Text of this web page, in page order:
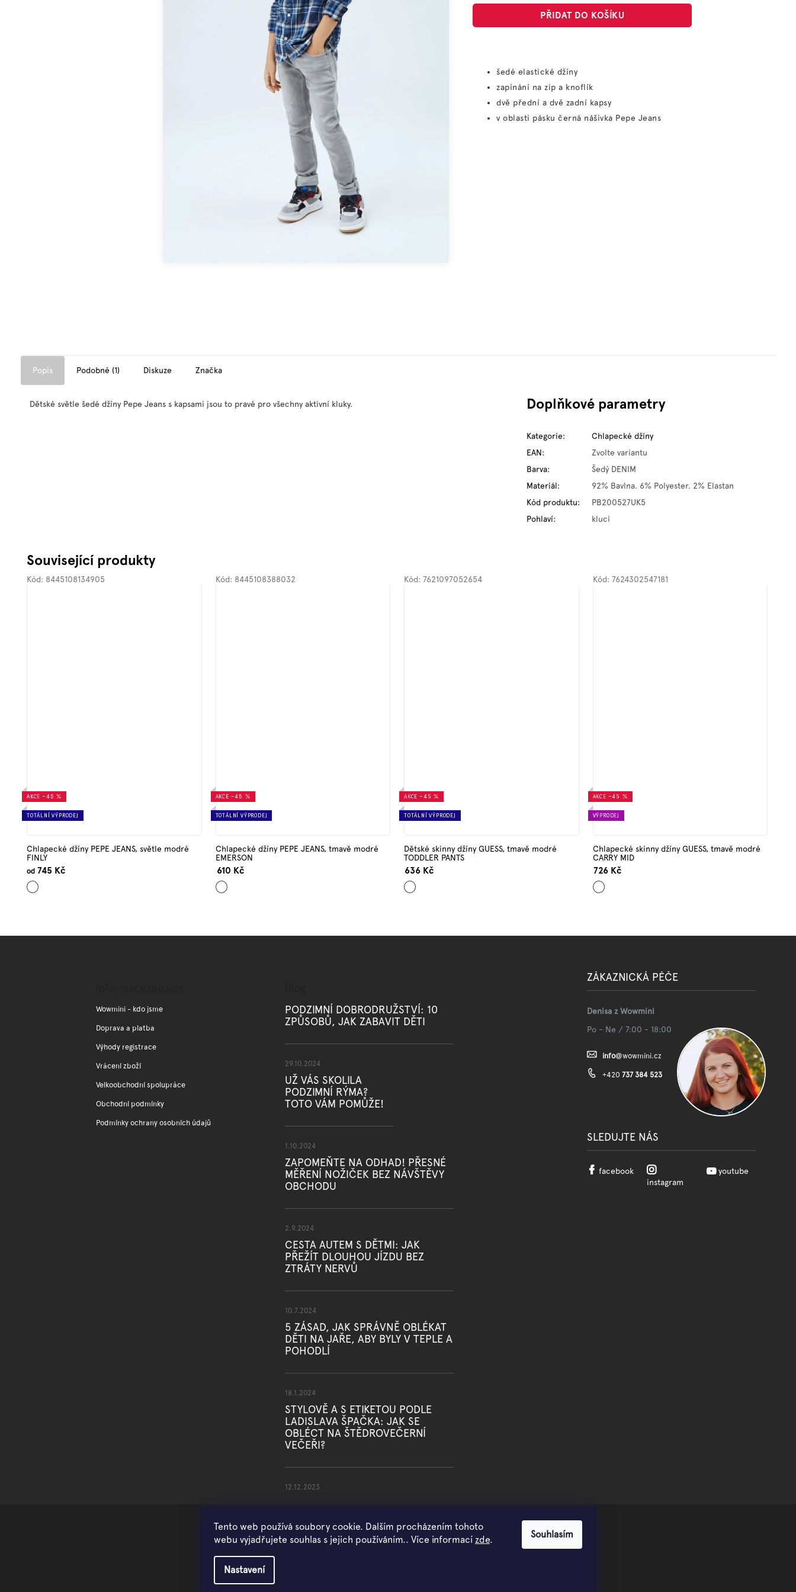
Tento web používá soubory cookie. Dalším procházením tohoto
webu vyjadřujete souhlas s jejich používáním.. Více informací zde.
Nastavení
Souhlasím
PŘIDAT DO KOŠÍKU
šedé elastické džíny
zapínání na zip a knoflík
dvě přední a dvě zadní kapsy
v oblasti pásku černá nášivka Pepe Jeans
Popis Podobné (1) Diskuze Značka
Dětské světle šedé džíny Pepe Jeans s kapsami jsou to pravé pro všechny aktivní kluky. Doplňkové parametry
Kategorie:
Chlapecké džíny
EAN:
Zvolte variantu
Barva:
Šedý DENIM
Materiál:
92% Bavlna. 6% Polyester. 2% Elastan
Kód produktu:
PB200527UK5
Pohlaví: kluci
Související produkty
AKCE –45 %
TOTÁLNÍ VÝPRODEJ
Chlapecké džíny PEPE JEANS, světle modré
FINLY
od 745 Kč
Světle
modrá
Kód: 8445108134905
AKCE –45 %
TOTÁLNÍ VÝPRODEJ
Chlapecké džíny PEPE JEANS, tmavě modré
EMERSON
610 Kč
Tmavě
modrá
Kód: 8445108388032
AKCE –45 %
TOTÁLNÍ VÝPRODEJ
Dětské skinny džíny GUESS, tmavě modré
TODDLER PANTS
636 Kč
Tmavě
modrá
Kód: 7621097052654
AKCE –45 %
VÝPRODEJ
Chlapecké skinny džíny GUESS, tmavě modré
CARRY MID
726 Kč
Tmavě
modrá
Kód: 7624302547181
Wowmini - kdo jsme
Doprava a platba
Výhody registrace
Vrácení zboží
Velkoobchodní spolupráce
Obchodní podmínky
Podmínky ochrany osobních údajů
PODZIMNÍ DOBRODRUŽSTVÍ: 10
ZPŮSOBŮ, JAK ZABAVIT DĚTI
29.10.2024
UŽ VÁS SKOLILA
PODZIMNÍ RÝMA?
TOTO VÁM POMŮŽE!
1.10.2024
ZAPOMEŇTE NA ODHAD! PŘESNÉ
MĚŘENÍ NOŽIČEK BEZ NÁVŠTĚVY
OBCHODU
2.9.2024
CESTA AUTEM S DĚTMI: JAK
PŘEŽÍT DLOUHOU JÍZDU BEZ
ZTRÁTY NERVŮ
10.7.2024
5 ZÁSAD, JAK SPRÁVNĚ OBLÉKAT
DĚTI NA JAŘE, ABY BYLY V TEPLE A
POHODLÍ
18.1.2024
STYLOVĚ A S ETIKETOU PODLE
LADISLAVA ŠPAČKA: JAK SE
OBLÉCT NA ŠTĚDROVEČERNÍ
VEČEŘI?
12.12.2023
ZÁKAZNICKÁ PÉČE
Denisa z Wowmini
Po - Ne / 7:00 - 18:00
info@wowmini.cz
+420 737 384 523
SLEDUJTE NÁS
facebook
instagram
youtube
Copyright 2026WOWMINI. Všechna práva vyhrazena.